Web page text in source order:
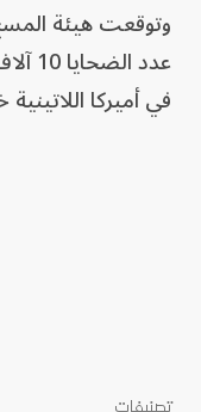
وتوقعت هيئة
عدد
في أميركا اللاتينية خلال 100